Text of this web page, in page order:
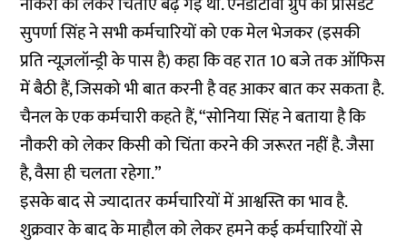
सुपर्णा सिंह ने सभी कर्मचारियों को एक मेल भेजकर (इसकी
प्रति न्यूज़लॉन्ड्री के पास है) कहा कि वह रात 10 बजे तक ऑफिस
में बैठी हैं, जिसको भी बात करनी है वह आकर बात कर सकता है.
चैनल के एक कर्मचारी कहते हैं, “सोनिया सिंह ने बताया है कि
नौकरी को लेकर किसी को चिंता करने की जरूरत नहीं है. जैसा
है, वैसा ही चलता रहेगा.”
इसके बाद से ज्यादातर कर्मचारियों में आश्वस्ति का भाव है.
शुक्रवार के बाद के माहौल को लेकर हमने कई कर्मचारियों से